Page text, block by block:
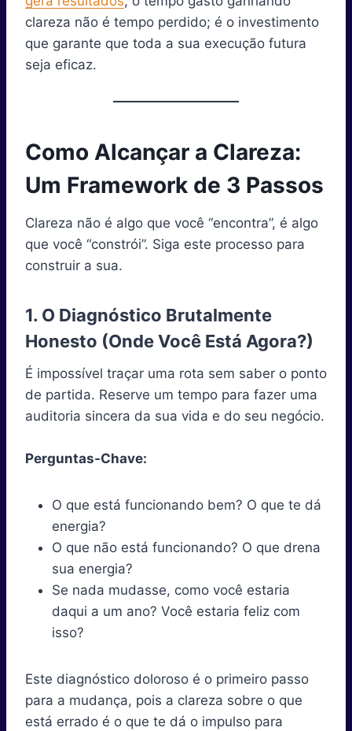
clareza não é tempo perdido; é o investimento
que garante que toda a sua execução futura
seja eficaz.
Como Alcançar a Clareza:
Um Framework de 3 Passos
Clareza não é algo que você “encontra”, é algo
que você “constrói”. Siga este processo para
construir a sua.
1. O Diagnóstico Brutalmente
Honesto (Onde Você Está Agora?)
É impossível traçar uma rota sem saber o ponto
de partida. Reserve um tempo para fazer uma
auditoria sincera da sua vida e do seu negócio.
Perguntas-Chave:
O que está funcionando bem? O que te dá
energia?
O que não está funcionando? O que drena
sua energia?
Se nada mudasse, como você estaria
daqui a um ano? Você estaria feliz com
isso?
Este diagnóstico doloroso é o primeiro passo
para a mudança, pois a clareza sobre o que
está errado é o que te dá o impulso para